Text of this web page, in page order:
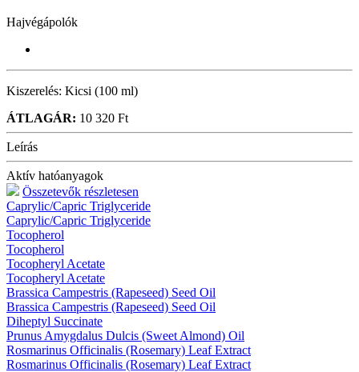
Hajvégápolók
Kiszerelés: Kicsi (100 ml)
ÁTLAGÁR: 10 320 Ft
Leírás
Aktív hatóanyagok
Összetevők részletesen
Caprylic/Capric Triglyceride
Caprylic/Capric Triglyceride
Tocopherol
Tocopherol
Tocopheryl Acetate
Tocopheryl Acetate
Brassica Campestris (Rapeseed) Seed Oil
Brassica Campestris (Rapeseed) Seed Oil
Diheptyl Succinate
Prunus Amygdalus Dulcis (Sweet Almond) Oil
Rosmarinus Officinalis (Rosemary) Leaf Extract
Rosmarinus Officinalis (Rosemary) Leaf Extract